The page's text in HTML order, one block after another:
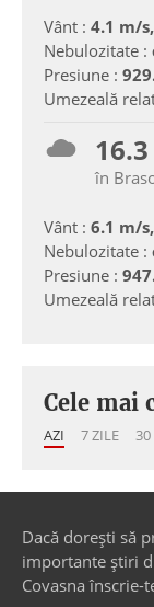
Vânt : 4.1 m/
Nebulozitate :
Presiune :
Umezeală
16.3
în
Vânt : 6.1 m/
Nebulozitate :
Presiune :
Umezeală
Cele mai
AZI 7 ZILE 30
Dacă dorești să
importante știri
Covasna înscrie-